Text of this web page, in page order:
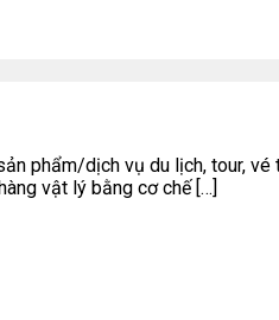
phẩm/dịch vụ du lịch, tour,
vật lý bằng cơ chế […]